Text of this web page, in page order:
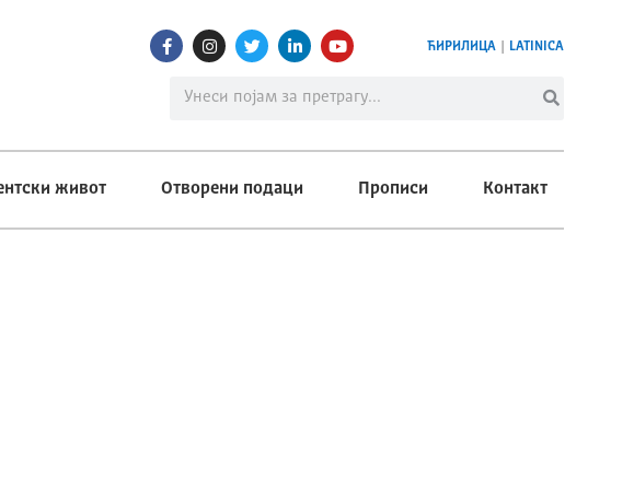
ЋИРИЛИЦА LATINICA
живот Отворени подаци Прописи Контакт